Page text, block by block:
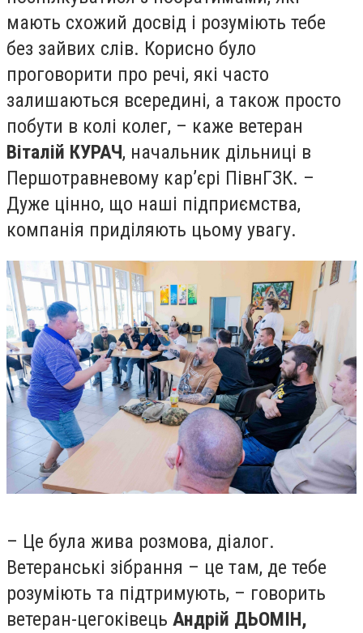
мають схожий досвід і розуміють тебе
без зайвих слів. Корисно було
проговорити про речі, які часто
залишаються всередині, а також просто
побути в колі колег, – каже ветеран
Віталій КУРАЧ, начальник дільниці в
Першотравневому кар’єрі ПівнГЗК. –
Дуже цінно, що наші підприємства,
компанія приділяють цьому увагу.
– Це була жива розмова, діалог.
Ветеранські зібрання – це там, де тебе
розуміють та підтримують, – говорить
ветеран-цегоківець Андрій ДЬОМІН,